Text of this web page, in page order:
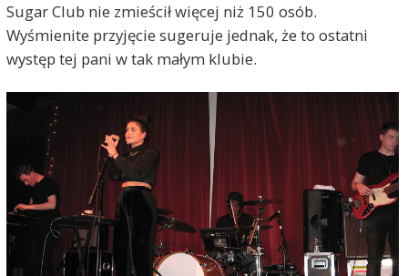
Sugar Club nie zmieścił więcej niż 150 osób.
Wyśmienite przyjęcie sugeruje jednak, że to ostatni
występ tej pani w tak małym klubie.